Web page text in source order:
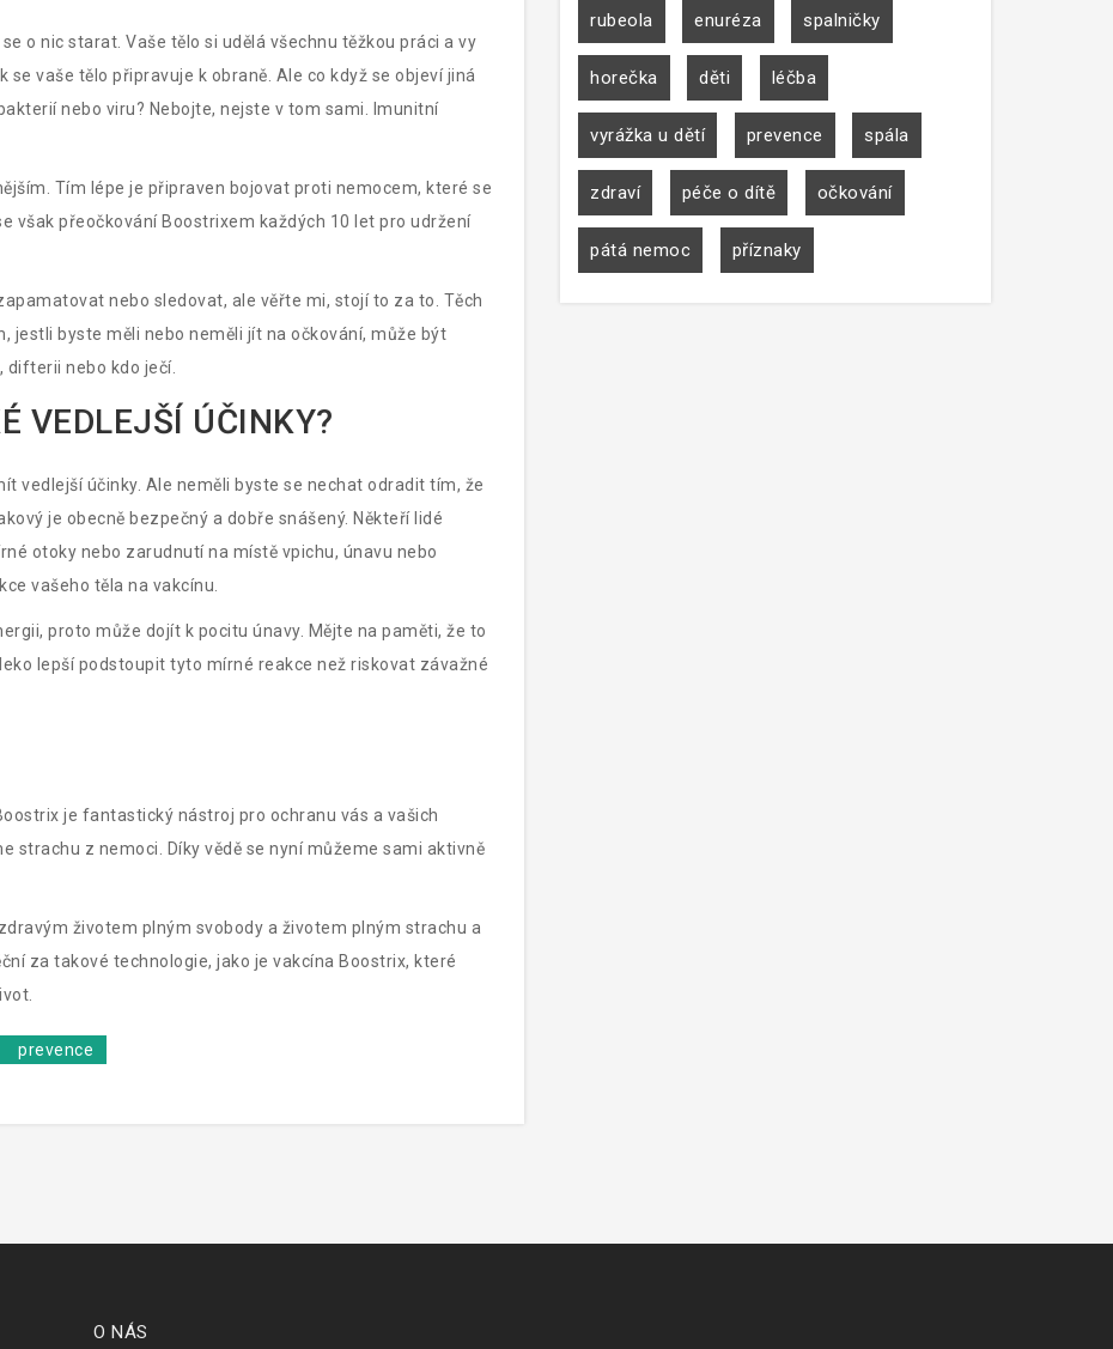
o nic starat. Vaše tělo si udělá všechnu těžkou práci a vy
vaše tělo připravuje k obraně. Ale co když se objeví jiná
nebo viru? Nebojte, nejste v tom sami. Imunitní
Tím lépe je připraven bojovat proti nemocem, které se
však přeočkování Boostrixem každých 10 let pro udržení
nebo sledovat, ale věřte mi, stojí to za to. Těch
byste měli nebo neměli jít na očkování, může být
nebo kdo ječí.
VEDLEJŠÍ ÚČINKY?
vedlejší účinky. Ale neměli byste se nechat odradit tím, že
je obecně bezpečný a dobře snášený. Někteří lidé
otoky nebo zarudnutí na místě vpichu, únavu nebo
vašeho těla na vakcínu.
proto může dojít k pocitu únavy. Mějte na paměti, že to
lepší podstoupit tyto mírné reakce než riskovat závažné
je fantastický nástroj pro ochranu vás a vašich
strachu z nemoci. Díky vědě se nyní můžeme sami aktivně
životem plným svobody a životem plným strachu a
za takové technologie, jako je vakcína Boostrix, které
prevence
rubeola enuréza spalničky
horečka děti léčba
vyrážka u dětí prevence spála
zdraví péče o dítě očkování
pátá nemoc příznaky
O NÁS